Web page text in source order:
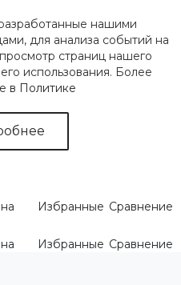
нашими
для анализа событий на
страниц нашего
использования. Более
в Политике
Избранные Сравнение
Избранные Сравнение